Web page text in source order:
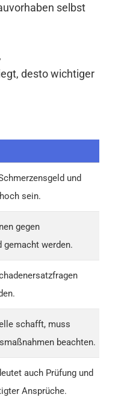
selbst
desto wichtiger
und
sein.
gegen
gemacht werden.
schafft, muss
beachten.
auch Prüfung und
Ansprüche.